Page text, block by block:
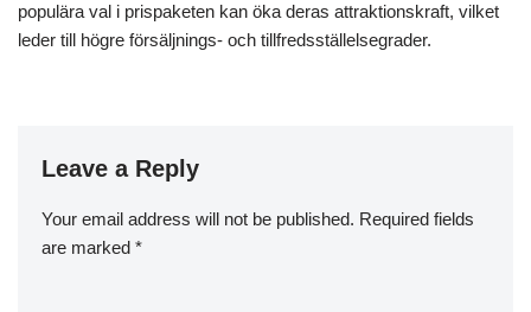
populära val i prispaketen kan öka deras attraktionskraft, vilket
leder till högre försäljnings- och tillfredsställelsegrader.
Leave a Reply
Your email address will not be published. Required fields
are marked *